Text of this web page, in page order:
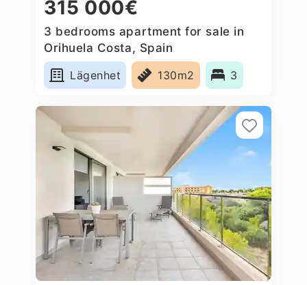
315 000€
3 bedrooms apartment for sale in
Orihuela Costa, Spain
Lägenhet
130m2 3